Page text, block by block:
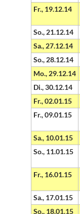
Fr., 19.12.14
So., 21.12.14
Sa., 27.12.14
So., 28.12.14
Mo., 29.12.14
Di., 30.12.14
Fr., 02.01.15
Fr., 09.01.15
Sa., 10.01.15
So., 11.01.15
Fr., 16.01.15
Sa., 17.01.15
So., 18.01.15